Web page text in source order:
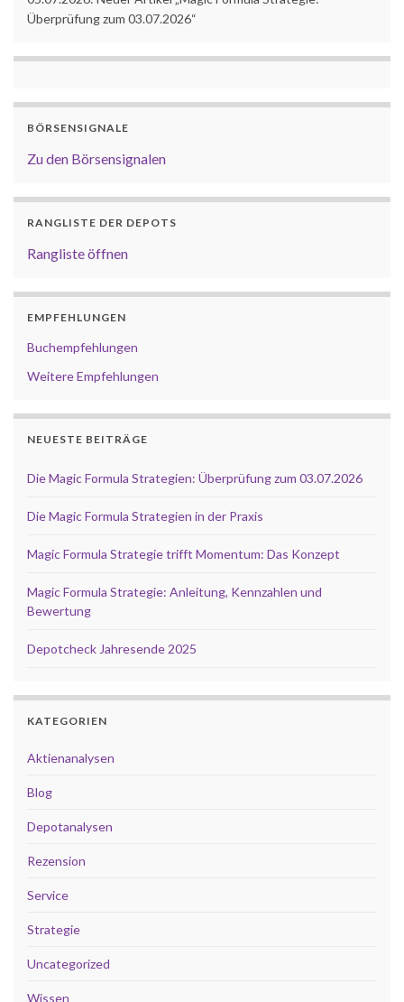
Überprüfung zum 03.07.2026“
BÖRSENSIGNALE
Zu den Börsensignalen
RANGLISTE DER DEPOTS
Rangliste öffnen
EMPFEHLUNGEN
Buchempfehlungen
Weitere Empfehlungen
NEUESTE BEITRÄGE
Die Magic Formula Strategien: Überprüfung zum 03.07.2026
Die Magic Formula Strategien in der Praxis
Magic Formula Strategie trifft Momentum: Das Konzept
Magic Formula Strategie: Anleitung, Kennzahlen und
Bewertung
Depotcheck Jahresende 2025
KATEGORIEN
Aktienanalysen
Blog
Depotanalysen
Rezension
Service
Strategie
Uncategorized
Wissen